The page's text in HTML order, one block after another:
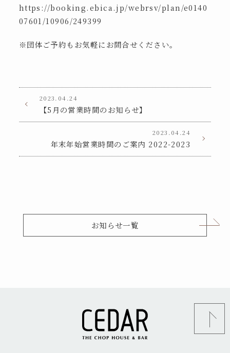
https://booking.ebica.jp/webrsv/plan/e0140
07601/10906/249399
※団体ご予約もお気軽にお問合せください。
2023.04.24
【5月の営業時間のお知らせ】
2023.04.24
年末年始営業時間のご案内 2022-2023
お知らせ一覧